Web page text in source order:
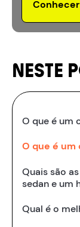
NESTE
O que é um
O que é um
Quais são
sedan e um
Qual é o